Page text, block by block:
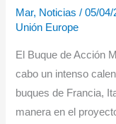
Mar, Noticias /05/
Unión Europe
El Buque de Acción
cabo un intenso
buques de Francia,
manera en el